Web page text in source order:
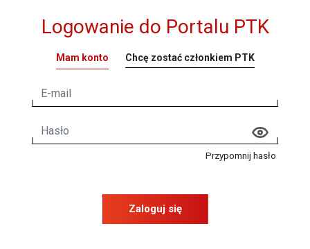
Logowanie do Portalu PTK
Mam konto Chcę zostać członkiem PTK
Przypomnij hasło
Zaloguj się